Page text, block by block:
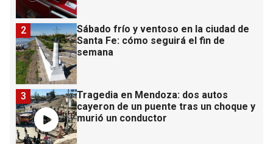
Sábado frío y ventoso en la ciudad de
Santa Fe: cómo seguirá el fin de
semana
2
Tragedia en Mendoza: dos autos
cayeron de un puente tras un choque y
murió un conductor
3